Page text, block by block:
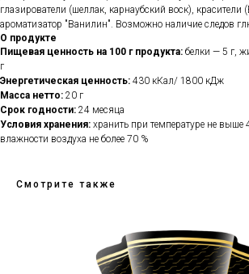
глазирователи (шеллак, карнаубский воск), красители
ароматизатор "Ванилин". Возможно наличие следов
О продукте
Пищевая ценность на 100 г продукта: белки — 5 г,
г
Энергетическая ценность: 430 кКал/ 1800 кДж
Масса нетто: 20 г
Срок годности: 24 месяца
Условия хранения: хранить при температуре не выше
влажности воздуха не более 70 %
Смотрите также